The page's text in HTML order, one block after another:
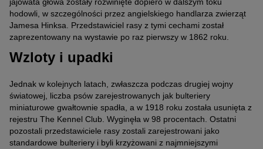
hodowli, w szczególności przez angielskiego handlarza zwierząt
Jamesa Hinksa. Przedstawiciel rasy z tymi cechami został
zaprezentowany na wystawie po raz pierwszy w 1862 roku.
Wzloty i upadki
Jednak w kolejnych latach, zwłaszcza podczas drugiej wojny
światowej, liczba psów zarejestrowanych jak bulteriery
miniaturowe gwałtownie spadła, a w 1918 roku została usunięta z
rejestru The Kennel Club. Wyginęła w 98 procentach. Ostatni
pozostali przedstawiciele rasy zostali zarejestrowani jako
standardowe bulteriery i byli krzyżowani z najmniejszymi